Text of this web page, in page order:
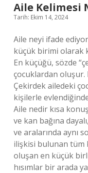
Aile Kelimesi
Tarih: Ekim 14, 2024
Aile neyi ifade
küçük birimi olarak
En küçüğü, sözde
çocuklardan oluşur.
Çekirdek ailedeki
kişilerle
Aile nedir kısa
ve kan bağına
ve aralarında aynı
ilişkisi bulunan tüm
oluşan en küçük
hısımlar bir arada